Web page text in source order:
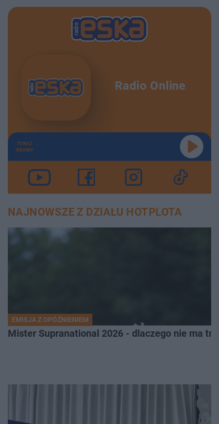
Radio Online
TERAZ
GRAMY
NAJNOWSZE Z DZIAŁU HOTPLOTA
EMISJA Z OPÓŹNIENIEM
Mister Supranational 2026 - dlaczego nie ma